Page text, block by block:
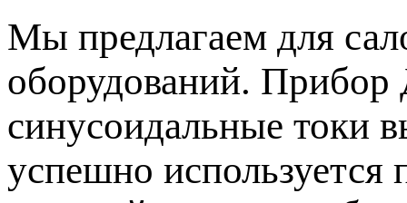
Мы предлагаем для
оборудований. Прибор
синусоидальные токи
успешно используется